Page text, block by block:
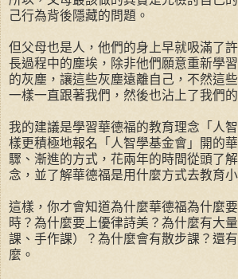
己行為背後隱藏的問題。
但父母也是人，他們的身上早就吸滿了
長過程中的塵埃，除非他們願意重新學
的灰塵，讓這些灰塵遠離自己，不然這
一樣一直跟著我們，然後也沾上了我們的
我的建議是學習華德福的教育理念「人
樣更積極地報名「人智學基金會」開的
驟、漸進的方式，花兩年的時間從頭了
念，並了解華德福是用什麼方式去教育小
這樣，你才會知道為什麼華德福為什麼
時？為什麼要上優律詩美？為什麼有大
課、手作課）？為什麼會有散步課？還
麼。